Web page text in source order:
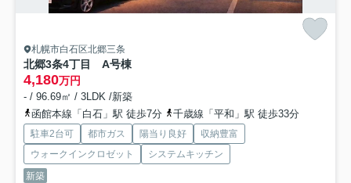
札幌市白石区北郷三条
北郷3条4丁目 A号棟
4,180万円
- / 96.69㎡ / 3LDK /新築
函館本線「白石」駅 徒歩7分
千歳線「平和」駅 徒歩33分
駐車2台可 都市ガス 陽当り良好
収納豊富
ウォークインクロゼット
システムキッチン
新築